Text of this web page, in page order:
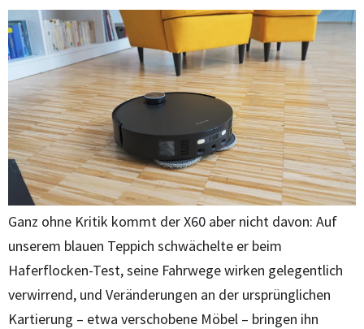
Ganz ohne Kritik kommt der X60 aber nicht davon: Auf
unserem blauen Teppich schwächelte er beim
Haferflocken-Test, seine Fahrwege wirken gelegentlich
verwirrend, und Veränderungen an der ursprünglichen
Kartierung – etwa verschobene Möbel – bringen ihn